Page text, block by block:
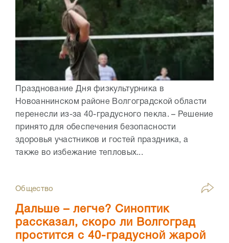
Празднование Дня физкультурника в
Новоаннинском районе Волгоградской области
перенесли из-за 40-градусного пекла. – Решение
принято для обеспечения безопасности
здоровья участников и гостей праздника, а
также во избежание тепловых...
Общество
Дальше – легче? Синоптик
рассказал, скоро ли Волгоград
простится с 40-градусной жарой